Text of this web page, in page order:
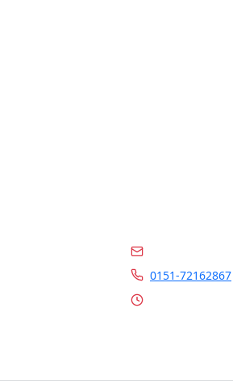
0151-72162867